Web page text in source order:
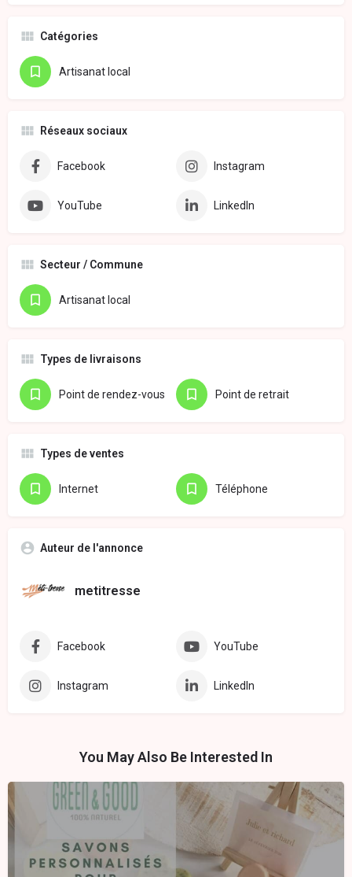
Catégories
Artisanat local
Réseaux sociaux
Facebook Instagram
YouTube LinkedIn
Secteur / Commune
Artisanat local
Types de livraisons
Point de rendez-vous Point de retrait
Types de ventes
Internet Téléphone
Auteur de l'annonce
metitresse
Facebook YouTube
Instagram LinkedIn
You May Also Be Interested In